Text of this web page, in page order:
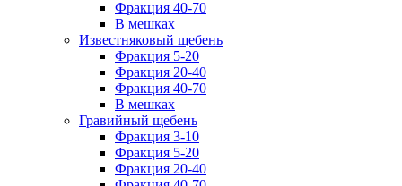
Фракция 40-70
В мешках
Известняковый щебень
Фракция 5-20
Фракция 20-40
Фракция 40-70
В мешках
Гравийный щебень
Фракция 3-10
Фракция 5-20
Фракция 20-40